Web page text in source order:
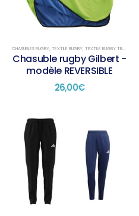
CHASUBLES RUGBY, TEXTILE RUGBY, TEXTILE RUGBY TRAINING
Chasuble rugby Gilbert -
modèle REVERSIBLE
26,00€